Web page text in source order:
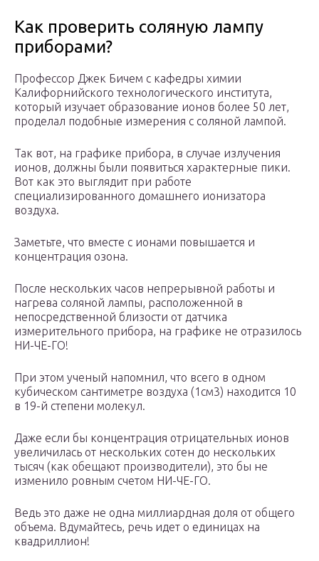
Как проверить соляную лампу
приборами?
Профессор Джек Бичем с кафедры химии
Калифорнийского технологического института,
который изучает образование ионов более 50 лет,
проделал подобные измерения с соляной лампой.
Так вот, на графике прибора, в случае излучения
ионов, должны были появиться характерные пики.
Вот как это выглядит при работе
специализированного домашнего ионизатора
воздуха.
Заметьте, что вместе с ионами повышается и
концентрация озона.
После нескольких часов непрерывной работы и
нагрева соляной лампы, расположенной в
непосредственной близости от датчика
измерительного прибора, на графике не отразилось
НИ-ЧЕ-ГО!
При этом ученый напомнил, что всего в одном
кубическом сантиметре воздуха (1см3) находится 10
в 19-й степени молекул.
Даже если бы концентрация отрицательных ионов
увеличилась от нескольких сотен до нескольких
тысяч (как обещают производители), это бы не
изменило ровным счетом НИ-ЧЕ-ГО.
Ведь это даже не одна миллиардная доля от общего
объема. Вдумайтесь, речь идет о единицах на
квадриллион!